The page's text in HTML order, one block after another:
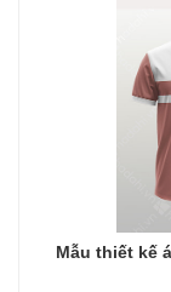
Mẫu thiết kế